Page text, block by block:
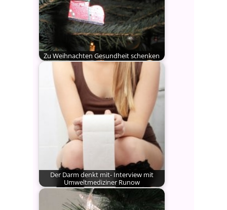
Zu Weihnachten Gesundheit schenken
Was steht in Deutschland auf der
Wunschliste ganz oben?
Gesundheit!…
Der Darm denkt mit- Interview mit
Umweltmediziner Runow
Chronische Frauenkrankheiten, wie
Endometriose, wiederkehrende